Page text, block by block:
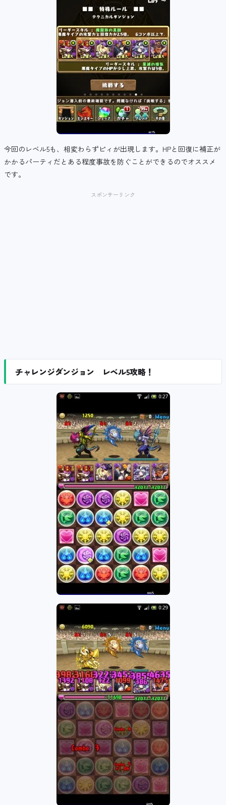
今回のレベル5も、相変わらずピィが出現します。HPと回復に補正が
かかるパーティだとある程度事故を防ぐことができるのでオススメ
です。
スポンサーリンク
チャレンジダンジョン レベル5攻略！